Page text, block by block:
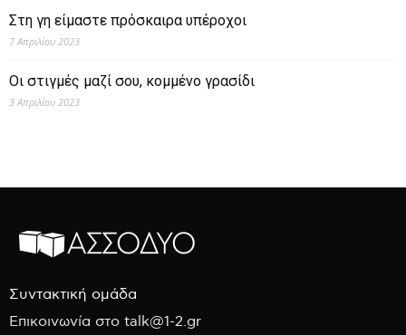
Στη γη είμαστε πρόσκαιρα υπέροχοι
7 Απριλίου 2023
Οι στιγμές μαζί σου, κομμένο γρασίδι
3 Απριλίου 2023
Συντακτική ομάδα
Επικοινωνία στο talk@1-2.gr